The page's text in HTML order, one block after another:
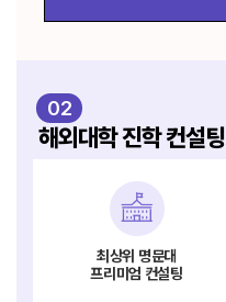
02
해외대학 진학 컨설팅
최상위 명문대
프리미엄 컨설팅